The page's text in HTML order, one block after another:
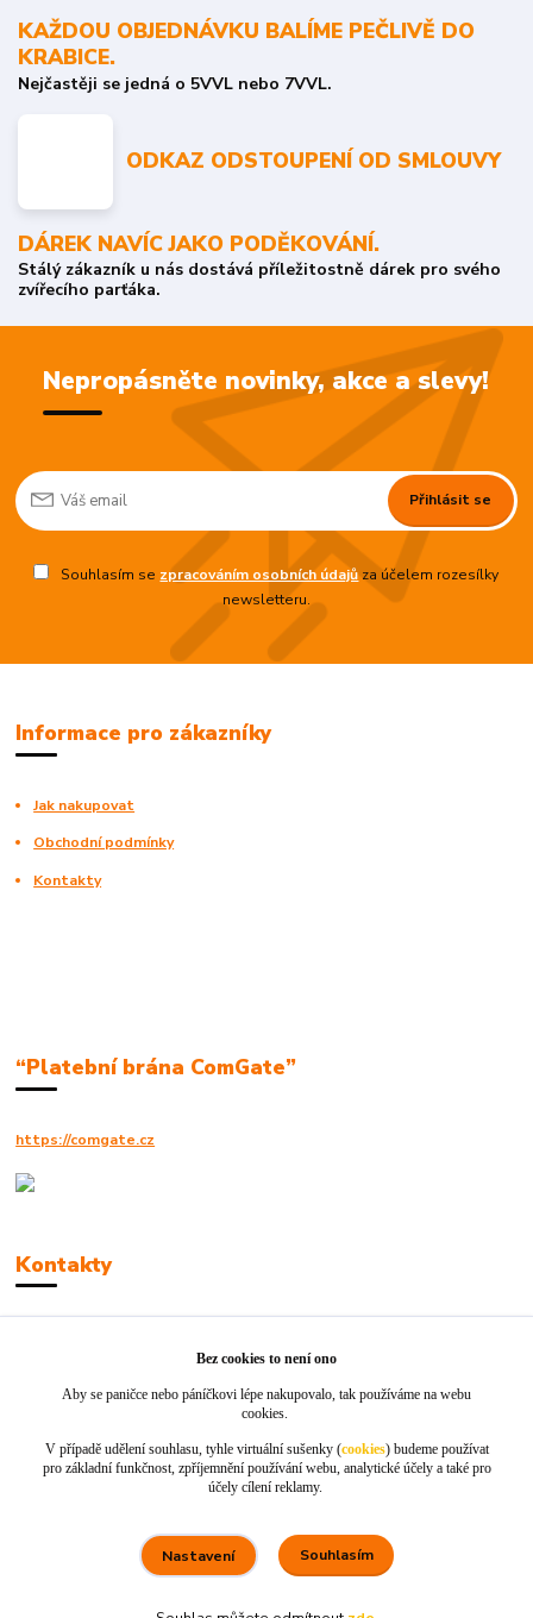
KAŽDOU OBJEDNÁVKU BALÍME PEČLIVĚ DO
KRABICE.
Nejčastěji se jedná o 5VVL nebo 7VVL.
ODKAZ ODSTOUPENÍ OD SMLOUVY
DÁREK NAVÍC JAKO PODĚKOVÁNÍ.
Stálý zákazník u nás dostává příležitostně dárek pro svého
zvířecího parťáka.
Nepropásněte novinky, akce a slevy!
Přihlásit se
Souhlasím se zpracováním osobních údajůza účelem rozesílky
newsletteru.
Informace pro zákazníky
Jak nakupovat
Obchodní podmínky
Kontakty
“Platební brána ComGate”
https://comgate.cz
Kontakty
info@jackie-shop.cz
Vytvořeno na Eshop-rychle.cz
Bez cookies to není ono
Aby se paničce nebo páníčkovi lépe nakupovalo, tak používáme na webu
cookies.
V případě udělení souhlasu, tyhle virtuální sušenky (cookies) budeme používat
pro základní funkčnost, zpříjemnění používání webu, analytické účely a také pro
účely cílení reklamy.
Nastavení Souhlasím